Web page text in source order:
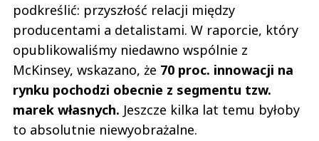
podkreślić: przyszłość relacji między
producentami a detalistami. W raporcie, który
opublikowaliśmy niedawno wspólnie z
McKinsey, wskazano, że 70 proc. innowacji na
rynku pochodzi obecnie z segmentu tzw.
marek własnych. Jeszcze kilka lat temu byłoby
to absolutnie niewyobrażalne.